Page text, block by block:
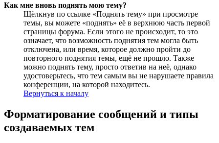
Как мне вновь поднять мою тему?
Щёлкнув по ссылке «Поднять тему» при просмотре
темы, вы можете «поднять» её в верхнюю часть первой
страницы форума. Если этого не происходит, то это
означает, что возможность поднятия тем могла быть
отключена, или время, которое должно пройти до
повторного поднятия темы, ещё не прошло. Также
можно поднять тему, просто ответив на неё, однако
удостоверьтесь, что тем самым вы не нарушаете правила
конференции, на которой находитесь.
Вернуться к началу
Форматирование сообщений и типы
создаваемых тем